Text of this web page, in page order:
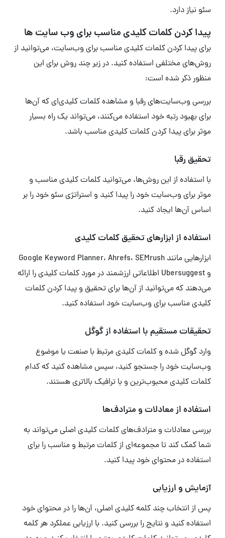
سئو نیاز دارد.
پیدا کردن کلمات کلیدی مناسب برای وب سایت ها
برای پیدا کردن کلمات کلیدی مناسب برای وب‌سایت، می‌توانید از
روش‌های مختلفی استفاده کنید. در زیر چند روش برای این
منظور ذکر شده است:
بررسی وب‌سایت‌های رقبا و مشاهده کلمات کلیدی‌ای که آن‌ها
برای بهبود رتبه خود استفاده می‌کنند، می‌تواند یک راه بسیار
موثر برای پیدا کردن کلمات کلیدی مناسب باشد.
تحقیق رقبا
با استفاده از این روش‌ها، می‌توانید کلمات کلیدی مناسب و
موثر برای وب‌سایت خود را پیدا کنید و استراتژی سئو خود را بر
اساس آن‌ها ایجاد کنید.
استفاده از ابزارهای تحقیق کلمات کلیدی
ابزارهایی مانند Google Keyword Planner، Ahrefs، SEMrush
و Ubersuggest اطلاعاتی ارزشمند در مورد کلمات کلیدی را ارائه
می‌دهند که می‌توانید از آن‌ها برای تحقیق و پیدا کردن کلمات
کلیدی مناسب برای وب‌سایت خود استفاده کنید.
تحقیقات مستقیم با استفاده از گوگل
وارد گوگل شده و کلمات کلیدی مرتبط با صنعت یا موضوع
وب‌سایت خود را جستجو کنید، سپس مشاهده کنید که کدام
کلمات کلیدی محبوب‌ترین و با ترافیک بالاتری هستند.
استفاده از معادلات و مترادف‌ها
بررسی معادلات و مترادف‌های کلمات کلیدی اصلی می‌تواند به
شما کمک کند تا مجموعه‌ای از کلمات مرتبط و مناسب را برای
استفاده در محتوای خود پیدا کنید.
آزمایش و ارزیابی
پس از انتخاب چند کلمه کلیدی اصلی، آن‌ها را در محتوای خود
استفاده کنید و نتایج را بررسی کنید. با ارزیابی عملکرد هر کلمه